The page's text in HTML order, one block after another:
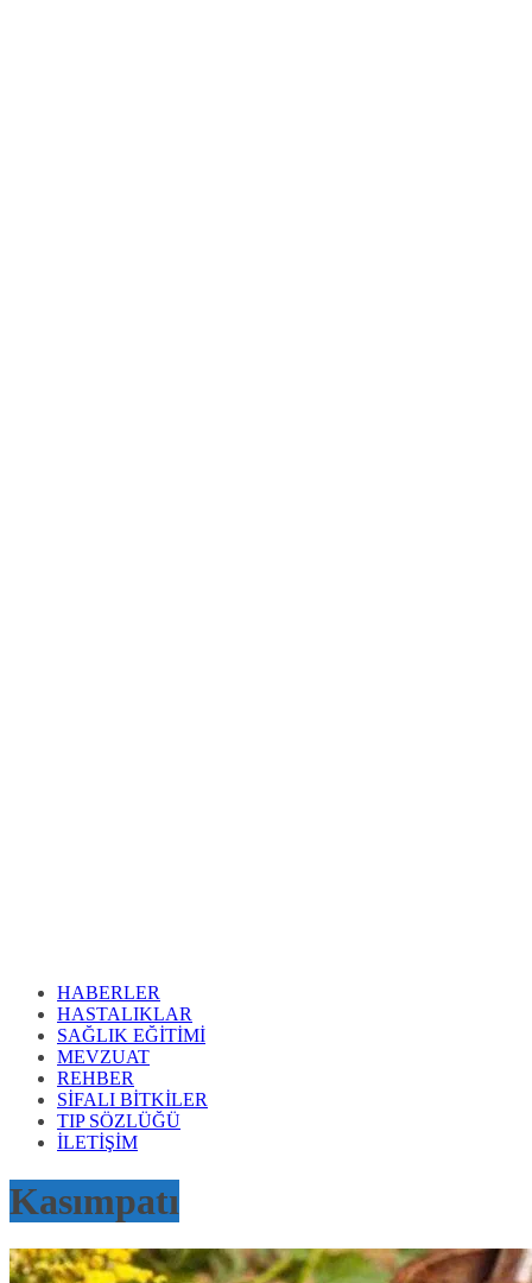
HABERLER
HASTALIKLAR
SAĞLIK EĞİTİMİ
MEVZUAT
REHBER
SİFALI BİTKİLER
TIP SÖZLÜĞÜ
İLETİŞİM
Kasımpatı